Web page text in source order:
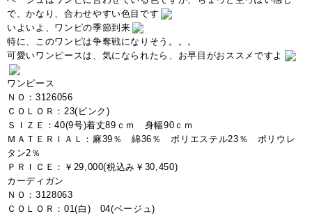
で、かなり、合わせやすい色目です
いよいよ、ワンピの季節到来
特に、このワンピは争奪戦になりそう。。。
可愛いワンピースは、気になられたら、お早目がおススメですよ
ワンピース
ＮＯ：3126056
ＣＯＬＯＲ：23(ピンク)
ＳＩＺＥ：40(9号)着丈89ｃｍ 身幅90ｃｍ
ＭＡＴＥＲＩＡＬ：麻39％ 綿36％ ポリエステル23％ ポリウレ
タン2％
ＰＲＩＣＥ：￥29,000(税込み￥30,450)
カーディガン
ＮＯ：3128063
ＣＯＬＯＲ：01(白) 04(ベージュ)